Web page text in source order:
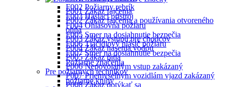
F002 Požiarny rebrík
F003 Hasiaci prístroj
F004 Ohlasovňa požiaru
F005 Smer na dosiahnutie bezpečia
F006 Tlačidlový hlásič požiaru
F007 Smer na dosiahnutie bezpečia
Požiarne značenia
Pre požiarnych technikov
požiarne knihy
P001 Zákaz fajčenia
P002 Zákaz fajčenia a používania otvoreného
ohňa
P003 Zákaz vstupu pre chodcov
P004 Zákaz hasenia vodou
P005 Zákaz pitia
P006 Nepovolaným vstup zakázaný
P007 Priemyselným vozidlám vjazd zakázaný
P008 Zákaz dotýkať sa